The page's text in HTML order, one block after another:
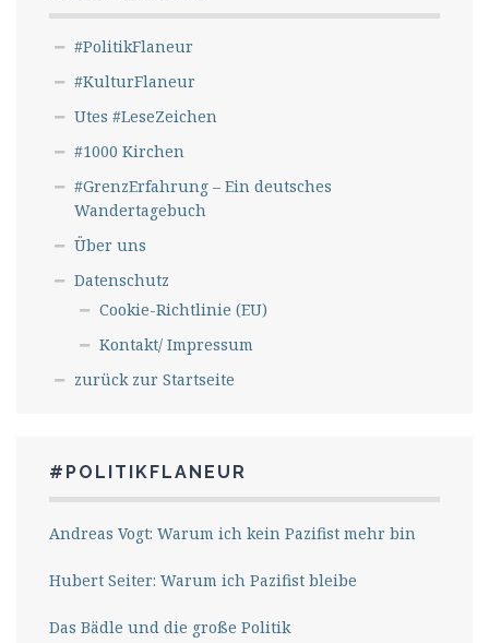
#PolitikFlaneur
#KulturFlaneur
Utes #LeseZeichen
#1000 Kirchen
#GrenzErfahrung – Ein deutsches
Wandertagebuch
Über uns
Datenschutz
Cookie-Richtlinie (EU)
Kontakt/ Impressum
zurück zur Startseite
#POLITIKFLANEUR
Andreas Vogt: Warum ich kein Pazifist mehr bin
Hubert Seiter: Warum ich Pazifist bleibe
Das Bädle und die große Politik